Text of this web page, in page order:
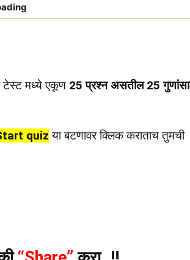
टेस्ट मध्ये एकूण 25 प्रश्न असतील 25
quiz या बटणावर क्लिक कराताच तुमची